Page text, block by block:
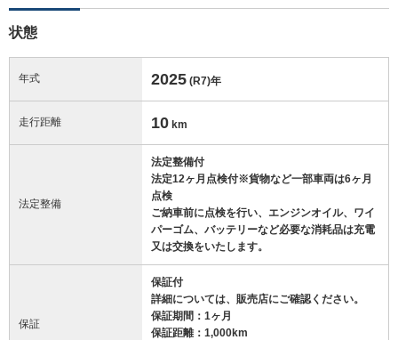
状態
年式 2025 (R7)年
走行距離 10 km
法定整備
法定整備付
法定12ヶ月点検付※貨物など一部車両は6ヶ月
点検
ご納車前に点検を行い、エンジンオイル、ワイ
パーゴム、バッテリーなど必要な消耗品は充電
又は交換をいたします。
保証
保証付
詳細については、販売店にご確認ください。
保証期間：1ヶ月
保証距離：1,000km